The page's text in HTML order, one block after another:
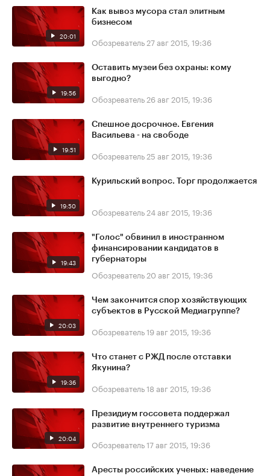
20:01
Как вывоз мусора стал элитным
бизнесом
Обозреватель 27 авг 2015, 19:36
19:56
Оставить музеи без охраны: кому
выгодно?
Обозреватель 26 авг 2015, 19:36
19:51
Спешное досрочное. Евгения
Васильева - на свободе
Обозреватель 25 авг 2015, 19:36
19:50
Курильский вопрос. Торг продолжается
Обозреватель 24 авг 2015, 19:36
19:43
"Голос" обвинил в иностранном
финансировании кандидатов в
губернаторы
Обозреватель 20 авг 2015, 19:36
20:03
Чем закончится спор хозяйствующих
субъектов в Русской Медиагруппе?
Обозреватель19 авг 2015, 19:36
19:36
Что станет с РЖД после отставки
Якунина?
Обозреватель18 авг 2015, 19:36
20:04
Президиум госсовета поддержал
развитие внутреннего туризма
Обозреватель17 авг 2015, 19:36
Аресты российских ученых: наведение